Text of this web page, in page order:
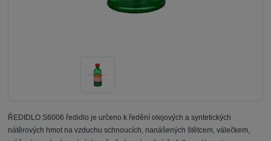
ŘEDIDLO S6006 ředidlo je určeno k ředění olejových a syntetických
nátěrových hmot na vzduchu schnoucích, nanášených štětcem, válečkem,